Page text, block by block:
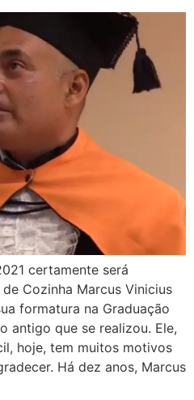
certamente será
Cozinha Marcus Vinicius
formatura na Graduação
antigo que se realizou. Ele,
hoje, tem muitos motivos
Há dez anos, Marcus